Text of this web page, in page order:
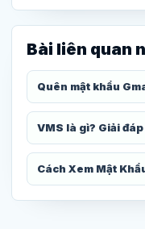
Bài liên quan
Quên mật khẩu
VMS là gì? Giải
Cách Xem Mật